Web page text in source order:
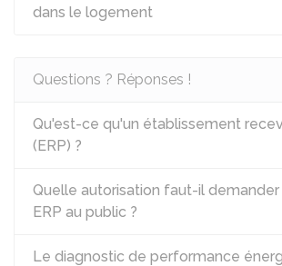
dans le logement
Questions ? Réponses !
Qu'est-ce qu'un établissement
(ERP) ?
Quelle autorisation faut-il demander
ERP au public ?
Le diagnostic de performance